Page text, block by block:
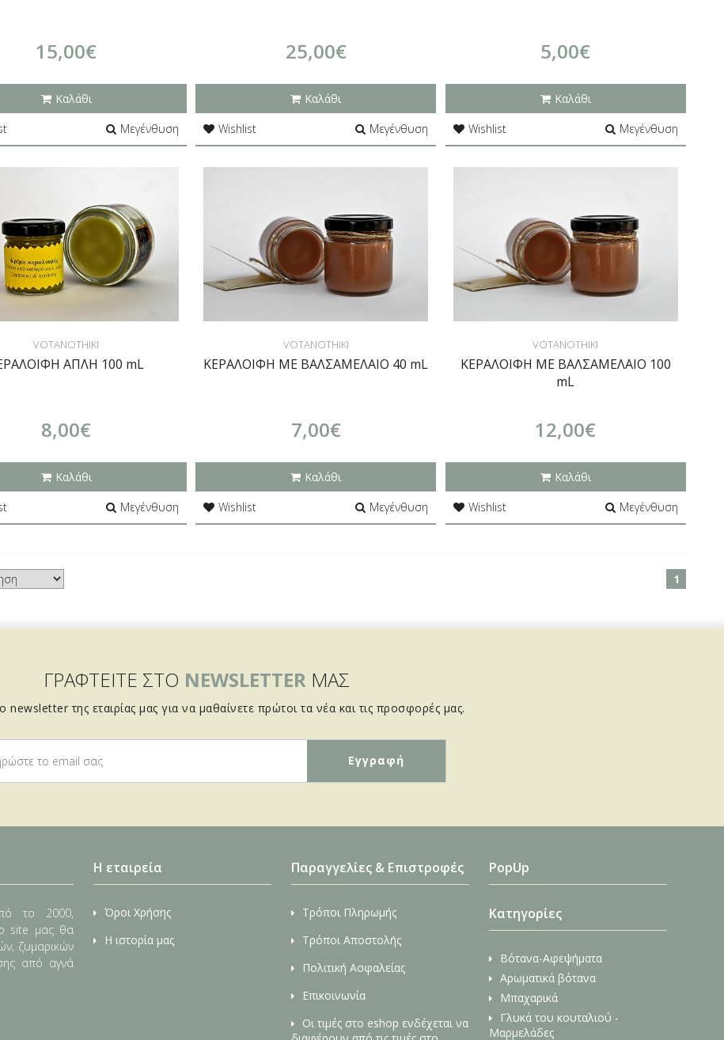
15,00€
Καλάθι
Μεγένθυση
25,00€
Καλάθι
Wishlist
Μεγένθυση
5,00€
Καλάθι
Wishlist
Μεγένθυση
VOTANOTHIKI
ΑΠΛΗ 100 mL
8,00€
Καλάθι
Μεγένθυση
VOTANOTHIKI
ΚΕΡΑΛΟΙΦΗ ΜΕ ΒΑΛΣΑΜΕΛΑΙΟ 40 mL
7,00€
Καλάθι
Wishlist
Μεγένθυση
VOTANOTHIKI
ΚΕΡΑΛΟΙΦΗ ΜΕ ΒΑΛΣΑΜΕΛΑΙΟ 100
mL
12,00€
Καλάθι
Wishlist
Μεγένθυση
1
ΓΡΑΦΤΕΙΤΕ ΣΤΟ NEWSLETTERΜΑΣ
newsletter της εταιρίας μας για να μαθαίνετε πρώτοι τα νέα και τις προσφορές μας.
το 2000,
site μας θα
ζυμαρικών
από αγνά
Η εταιρεία
Όροι Χρήσης
Η ιστορία μας
Παραγγελίες & Επιστροφές
Τρόποι Πληρωμής
Τρόποι Αποστολής
Πολιτική Ασφαλείας
Επικοινωνία
Οι τιμές στο eshop ενδέχεται να
PopUp
Κατηγορίες
Βότανα-Αφεψήματα
Αρωματικά βότανα
Μπαχαρικά
Γλυκά του κουταλιού -
Μαρμελάδες